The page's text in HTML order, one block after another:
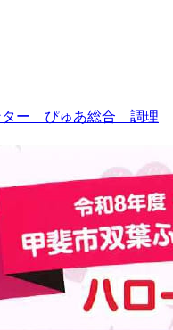
ター ぴゅあ総合 調理